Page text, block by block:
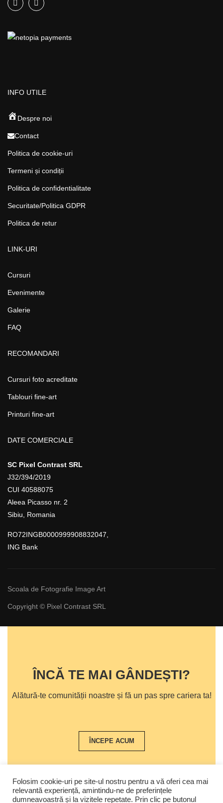
INFO UTILE
Despre noi
Contact
Politica de cookie-uri
Termeni și condiții
Politica de confidentialitate
Securitate/Politica GDPR
Politica de retur
LINK-URI
Cursuri
Evenimente
Galerie
FAQ
RECOMANDARI
Cursuri foto acreditate
Tablouri fine-art
Printuri fine-art
DATE COMERCIALE
SC Pixel Contrast SRL
J32/394/2019
CUI 40588075
Aleea Picasso nr. 2
Sibiu, Romania
RO72INGB0000999908832047,
ING Bank
Scoala de Fotografie Image Art
Copyright © Pixel Contrast SRL
ÎNCĂ TE MAI GÂNDEȘTI?
Alătură-te comunității noastre și fă un pas spre cariera ta!
ÎNCEPE ACUM
Folosim cookie-uri pe site-ul nostru pentru a vă oferi cea mai
relevantă experiență, amintindu-ne de preferințele
dumneavoastră și la vizitele repetate. Prin clic pe butonul